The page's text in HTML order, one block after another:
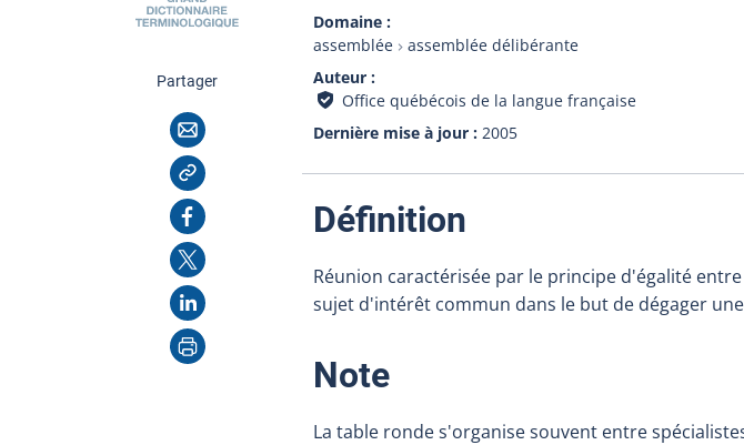
Domaine
assemblée
assemblée délibérante
Auteur
Office québécois de la langue française
Dernière mise à jour
2005
Partagercette page
Courriel
Copier l'adresse
Facebook
X
LinkedIn
Imprimer
Définition
Réunion caractérisée par le principe d'égalité
sujet d'intérêt commun dans le but de dégager
Note:
La table ronde s'organise souvent entre